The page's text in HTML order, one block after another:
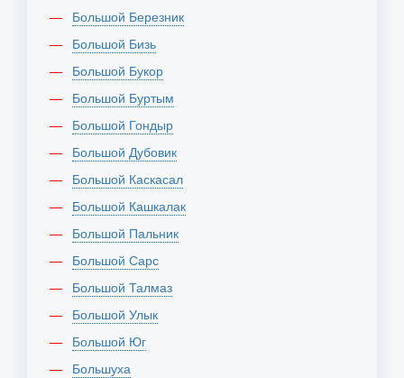
Большой Березник
Большой Бизь
Большой Букор
Большой Буртым
Большой Гондыр
Большой Дубовик
Большой Каскасал
Большой Кашкалак
Большой Пальник
Большой Сарс
Большой Талмаз
Большой Улык
Большой Юг
Большуха